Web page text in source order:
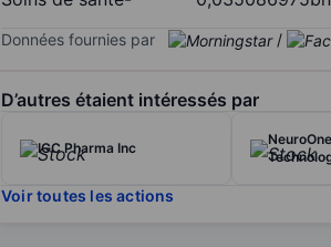
Données fournies par /
D’autres étaient intéressés par
IGC Pharma Inc
Voir toutes les actions